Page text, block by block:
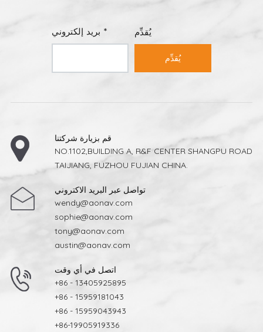
بريد إلكتروني * يُقدِّم
يُقدِّم
قم بزيارة شركتنا
NO.1102,BUILDING A, R&F CENTER SHANGPU ROAD
TAIJIANG, FUZHOU FUJIAN CHINA.
تواصل عبر البريد الاكتروني
wendy@aonav.com
sophie@aonav.com
tony@aonav.com
austin@aonav.com
اتصل في أي وقت
+86 - 13405925895
+86 - 15959181043
+86 - 15959043943
+86-19905919336